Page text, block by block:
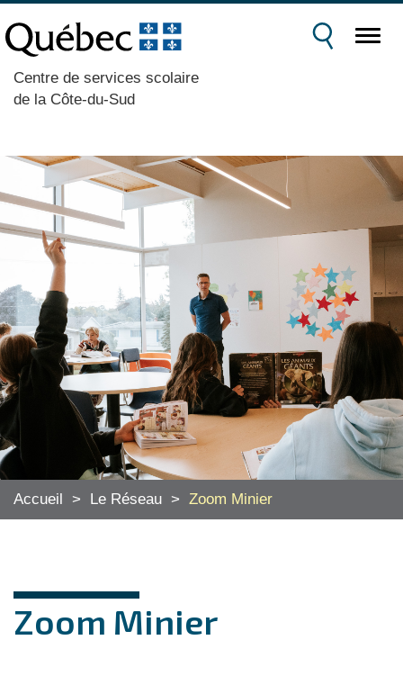
Centre de services scolaire
de la Côte-du-Sud
Accueil > Le Réseau > Zoom Minier
Zoom Minier